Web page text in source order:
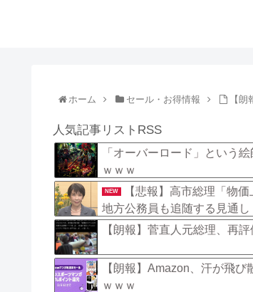
ホーム セール・お得情報 【
人気記事リストRSS
「オーバーロード」という
ｗｗｗ
NEW
【悲報】高市総理「物
地方公務員も追随する見通し
【朗報】菅直人元総理、再
【朗報】Amazon、汗が飛
ｗｗｗ